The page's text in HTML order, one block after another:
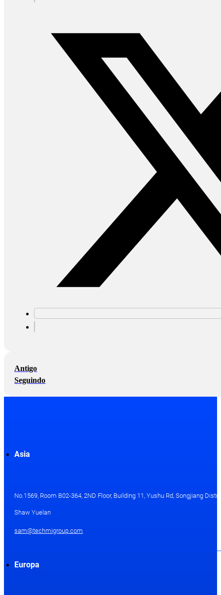
Antigo
Seguindo
Asia
No.1569, Room B02-364, 2ND Floor, Building 11, Yushu Rd, Songjiang
Shaw Yuelan
sam@techmigroup.com
Europa